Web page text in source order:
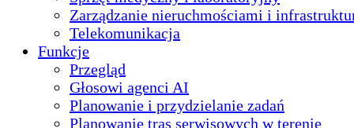
Zarządzanie nieruchmościami i
Telekomunikacja
Funkcje
Przegląd
Głosowi agenci AI
Planowanie i przydzielanie zadań
Planowanie tras serwisowych w terenie